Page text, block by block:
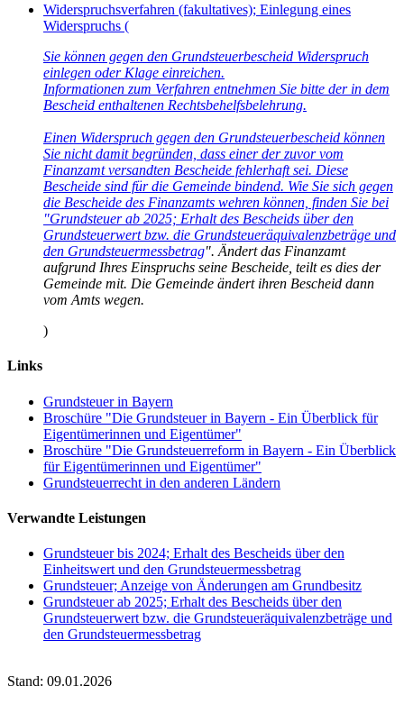
Widerspruchsverfahren (fakultatives); Einlegung eines
Widerspruchs (
Sie können gegen den Grundsteuerbescheid Widerspruch
einlegen oder Klage einreichen.
Informationen zum Verfahren entnehmen Sie bitte der in dem
Bescheid enthaltenen Rechtsbehelfsbelehrung.
Einen Widerspruch gegen den Grundsteuerbescheid können
Sie nicht damit begründen, dass einer der zuvor vom
Finanzamt versandten Bescheide fehlerhaft sei. Diese
Bescheide sind für die Gemeinde bindend. Wie Sie sich gegen
die Bescheide des Finanzamts wehren können, finden Sie bei
"Grundsteuer ab 2025; Erhalt des Bescheids über den
Grundsteuerwert bzw. die Grundsteueräquivalenzbeträge und
den Grundsteuermessbetrag". Ändert das Finanzamt
aufgrund Ihres Einspruchs seine Bescheide, teilt es dies der
Gemeinde mit. Die Gemeinde ändert ihren Bescheid dann
vom Amts wegen.
)
Links
Grundsteuer in Bayern
Broschüre "Die Grundsteuer in Bayern - Ein Überblick für
Eigentümerinnen und Eigentümer"
Broschüre "Die Grundsteuerreform in Bayern - Ein Überblick
für Eigentümerinnen und Eigentümer"
Grundsteuerrecht in den anderen Ländern
Verwandte Leistungen
Grundsteuer bis 2024; Erhalt des Bescheids über den
Einheitswert und den Grundsteuermessbetrag
Grundsteuer; Anzeige von Änderungen am Grundbesitz
Grundsteuer ab 2025; Erhalt des Bescheids über den
Grundsteuerwert bzw. die Grundsteueräquivalenzbeträge und
den Grundsteuermessbetrag
Stand: 09.01.2026